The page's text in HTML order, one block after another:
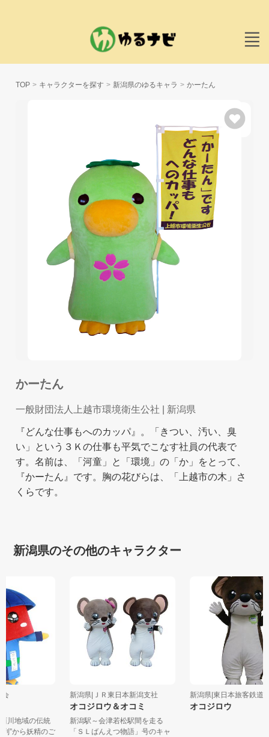
TOP キャラクターを探す 新潟県のゆるキャラ かーたん
かーたん
一般財団法人上越市環境衛生公社 | 新潟県
『どんな仕事もへのカッパ』。「きつい、汚い、臭
い」という３Ｋの仕事も平気でこなす社員の代表で
す。名前は、「河童」と「環境」の「か」をとって、
『かーたん』です。胸の花びらは、「上越市の木」さ
くらです。
新潟県のその他のキャラクター
会
川地域の伝統
列”から妖精のご
新潟県|ＪＲ東日本新潟支社
オコジロウ＆オコミ
新潟駅～会津若松駅間を走る
「ＳＬばんえつ物語」号のキャ
新潟県|東日本旅客鉄
オコジロウ